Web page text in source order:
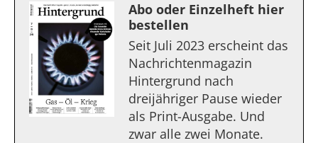
Abo oder Einzelheft hier
bestellen
Seit Juli 2023 erscheint das
Nachrichtenmagazin
Hintergrund nach
dreijähriger Pause wieder
als Print-Ausgabe. Und
zwar alle zwei Monate.